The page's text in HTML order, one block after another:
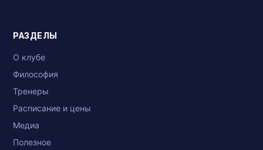
РАЗДЕЛЫ
О клубе
Философия
Тренеры
Расписание и цены
Медиа
Полезное